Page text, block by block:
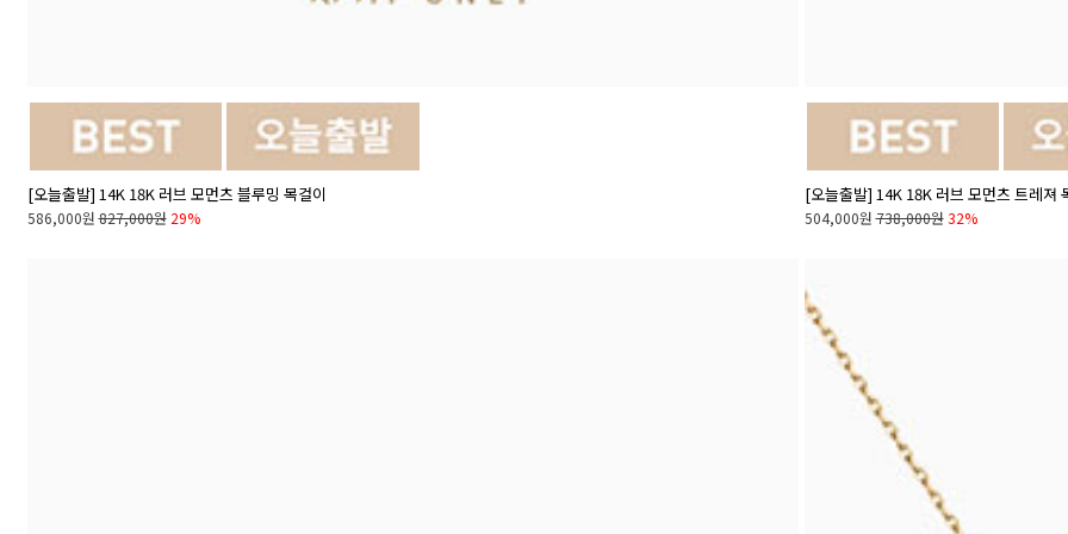
[오늘출발] 14K 18K 러브 모먼츠 블루밍 목걸이
586,000원 827,000원 29%
[오늘출발] 14K 18K 러브 모먼츠 트레져
504,000원 738,000원 32%